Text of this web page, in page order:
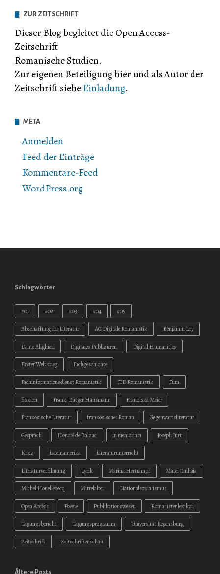
ZUR ZEITSCHRIFT
Dieser Blog begleitet die Open Access-
Zeitschrift
Romanische Studien.
Zur eigenen Beteiligung hier und als Autor der
Zeitschrift sieheEinladung.
META
Anmelden
Feed der Einträge
Kommentare-Feed
WordPress.org
Schlagwörter
#01 #02 #03 #04 #05
Abschaffung der Literatur AG Digitale Romanistik Benjamin Loy
Dante Alighieri Digitales Publizieren Digital Humanities
Erster Weltkrieg Fachgeschichte
Fachinformationsdienst Romanistik FID Romanistik Film
fixxion Frank-Rutger Hausmann Franziska Meier
Französische Literatur französischer Roman Gegenwartsliteratur
Gespräch Honoré de Balzac in memoriam Joseph Jurt
Krieg Lateinamerika Literaturunterricht
Literaturverfilmung Lyrik Marina Hertrampf Matei Chihaia
Michel Houellebecq Mittelalter Nationalsozialismus
Open Access Poesie Publikationswesen Romanistenlexikon
Tagungsbericht Tagungsprogramm Universität Regensburg
Zeitschrift Zeitschriftenschau
Ältere Posts